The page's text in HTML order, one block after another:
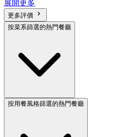
展開更多
更多評價
按菜系篩選的熱門餐廳
按用餐風格篩選的熱門餐廳